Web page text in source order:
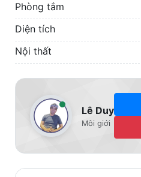
Phòng tắm
Diện tích
Nội thất
Lê Duy
Môi giới